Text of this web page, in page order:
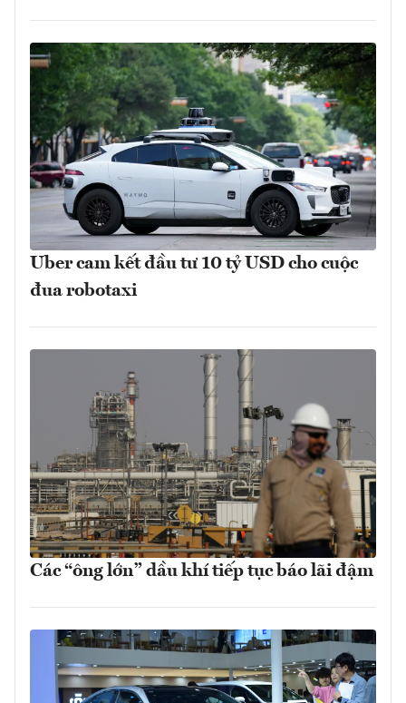
Uber cam kết đầu tư 10 tỷ USD cho cuộc
đua robotaxi
Các “ông lớn” dầu khí tiếp tục báo lãi đậm